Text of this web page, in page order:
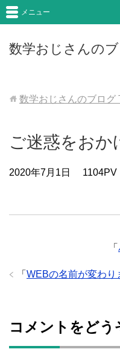
数学おじさんの
メニュー
数学おじさんのブログ
ご迷惑をおか
2020年7月1日 1104PV
「
「 WEBの名前が変わり
コメントをどう